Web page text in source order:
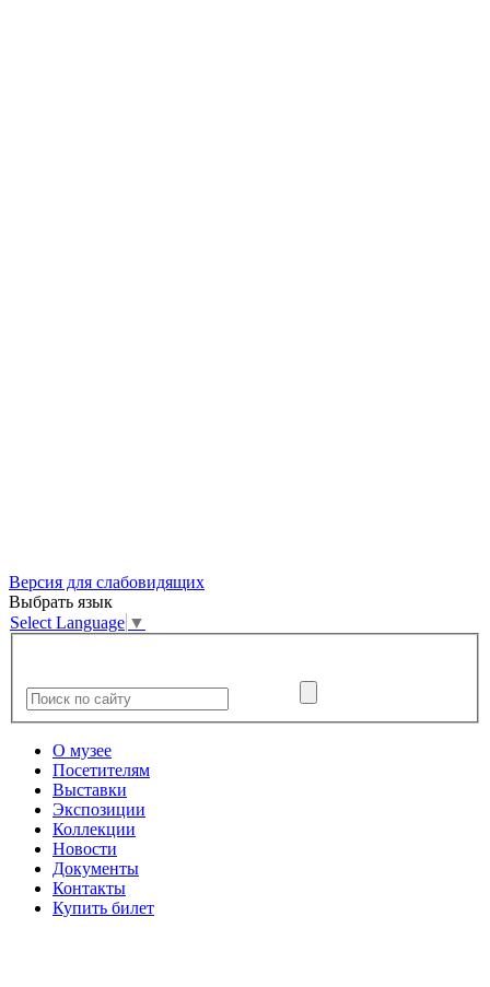
Версия для слабовидящих
Выбрать язык
Select Language ▼
О музее
Посетителям
Выставки
Экспозиции
Коллекции
Новости
Документы
Контакты
Купить билет